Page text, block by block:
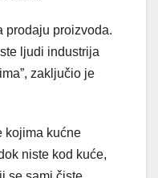
prodaju proizvoda.
ljudi industrija
zaključio je
kojima kućne
niste kod kuće,